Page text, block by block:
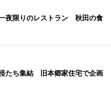
夜限りのレストラン 秋田の食
たち集結 旧本郷家住宅で企画